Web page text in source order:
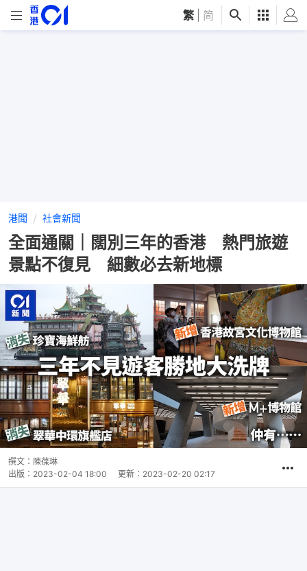
繁 简
港聞 社會新聞
全面通關｜闊別三年的香港 熱門旅遊
景點不復見 細數必去新地標
撰文： 陳葆琳
出版： 2023-02-04 18:00 更新： 2023-02-20 02:17